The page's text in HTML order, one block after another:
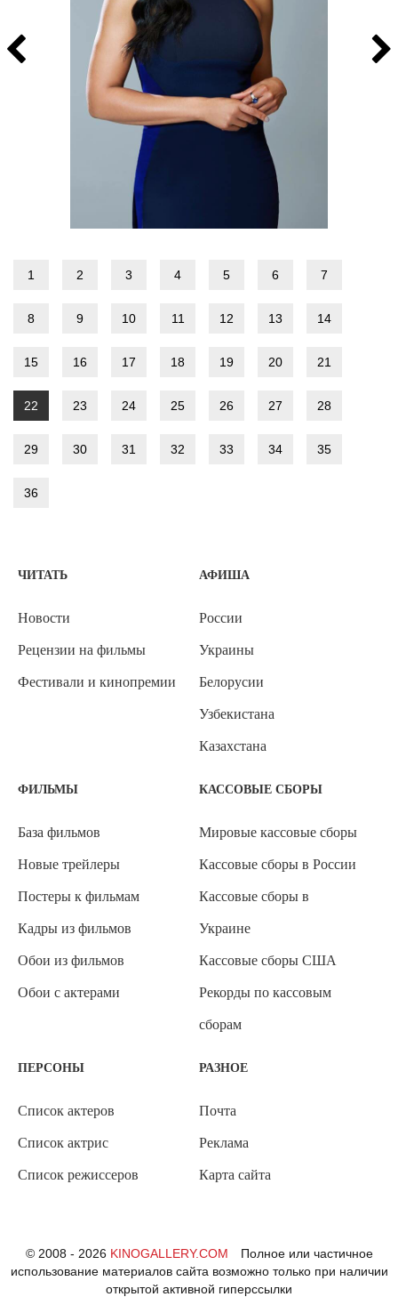
1 2 3 4 5 6 7
8 9 10 11 12 13 14
15 16 17 18 19 20 21
22 23 24 25 26 27 28
29 30 31 32 33 34 35
36
ЧИТАТЬ
Новости
Рецензии на фильмы
Фестивали и кинопремии
АФИША
России
Украины
Белорусии
Узбекистана
Казахстана
ФИЛЬМЫ
База фильмов
Новые трейлеры
Постеры к фильмам
Кадры из фильмов
Обои из фильмов
Обои с актерами
КАССОВЫЕ СБОРЫ
Мировые кассовые сборы
Кассовые сборы в России
Кассовые сборы в
Украине
Кассовые сборы США
Рекорды по кассовым
сборам
ПЕРСОНЫ
Список актеров
Список актрис
Список режиссеров
РАЗНОЕ
Почта
Реклама
Карта сайта
© 2008 - 2026 KINOGALLERY.COM
Полное или частичное
использование материалов сайта возможно только при наличии
открытой активной гиперссылки